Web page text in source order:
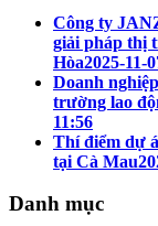
Công ty
giải pháp thị
Hòa2025-11-
Doanh
trường lao
11:56
Thí điểm dự
tại Cà Mau
Danh mục